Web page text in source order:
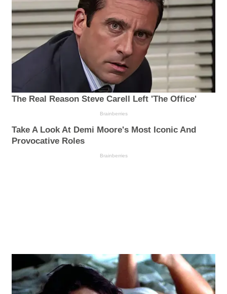
The Real Reason Steve Carell Left 'The Office'
Brainberries
Take A Look At Demi Moore's Most Iconic And
Provocative Roles
Brainberries